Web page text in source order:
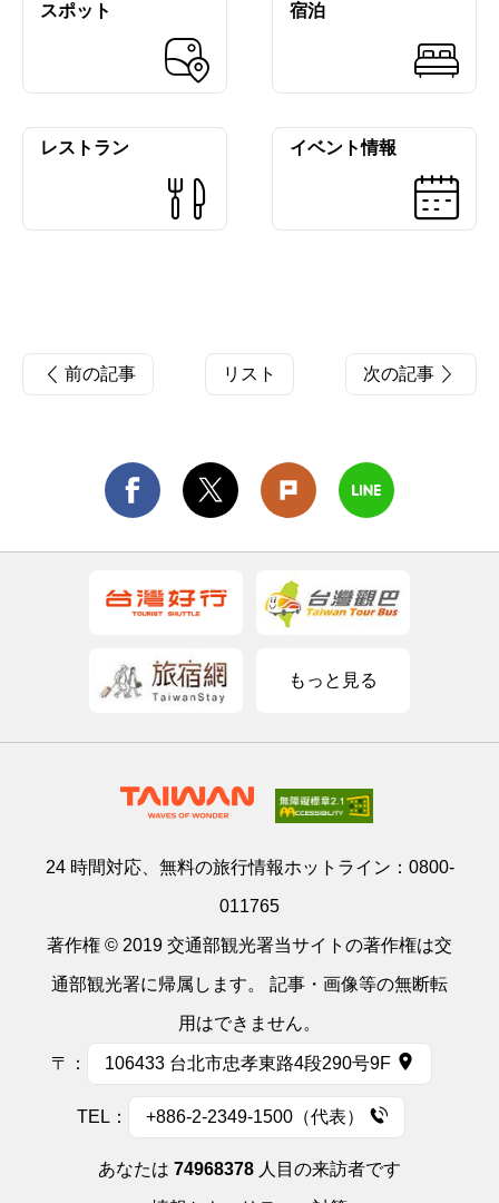
スポット 宿泊
レストラン イベント情報
前の記事 リスト 次の記事
もっと見る
24 時間対応、無料の旅行情報ホットライン： 0800-
011765
著作権 © 2019 交通部観光署当サイトの著作権は交
通部観光署に帰属します。 記事・画像等の無断転
用はできません。
〒： 106433 台北市忠孝東路4段290号9F
TEL： +886-2-2349-1500（代表）
あなたは 74968378 人目の来訪者です